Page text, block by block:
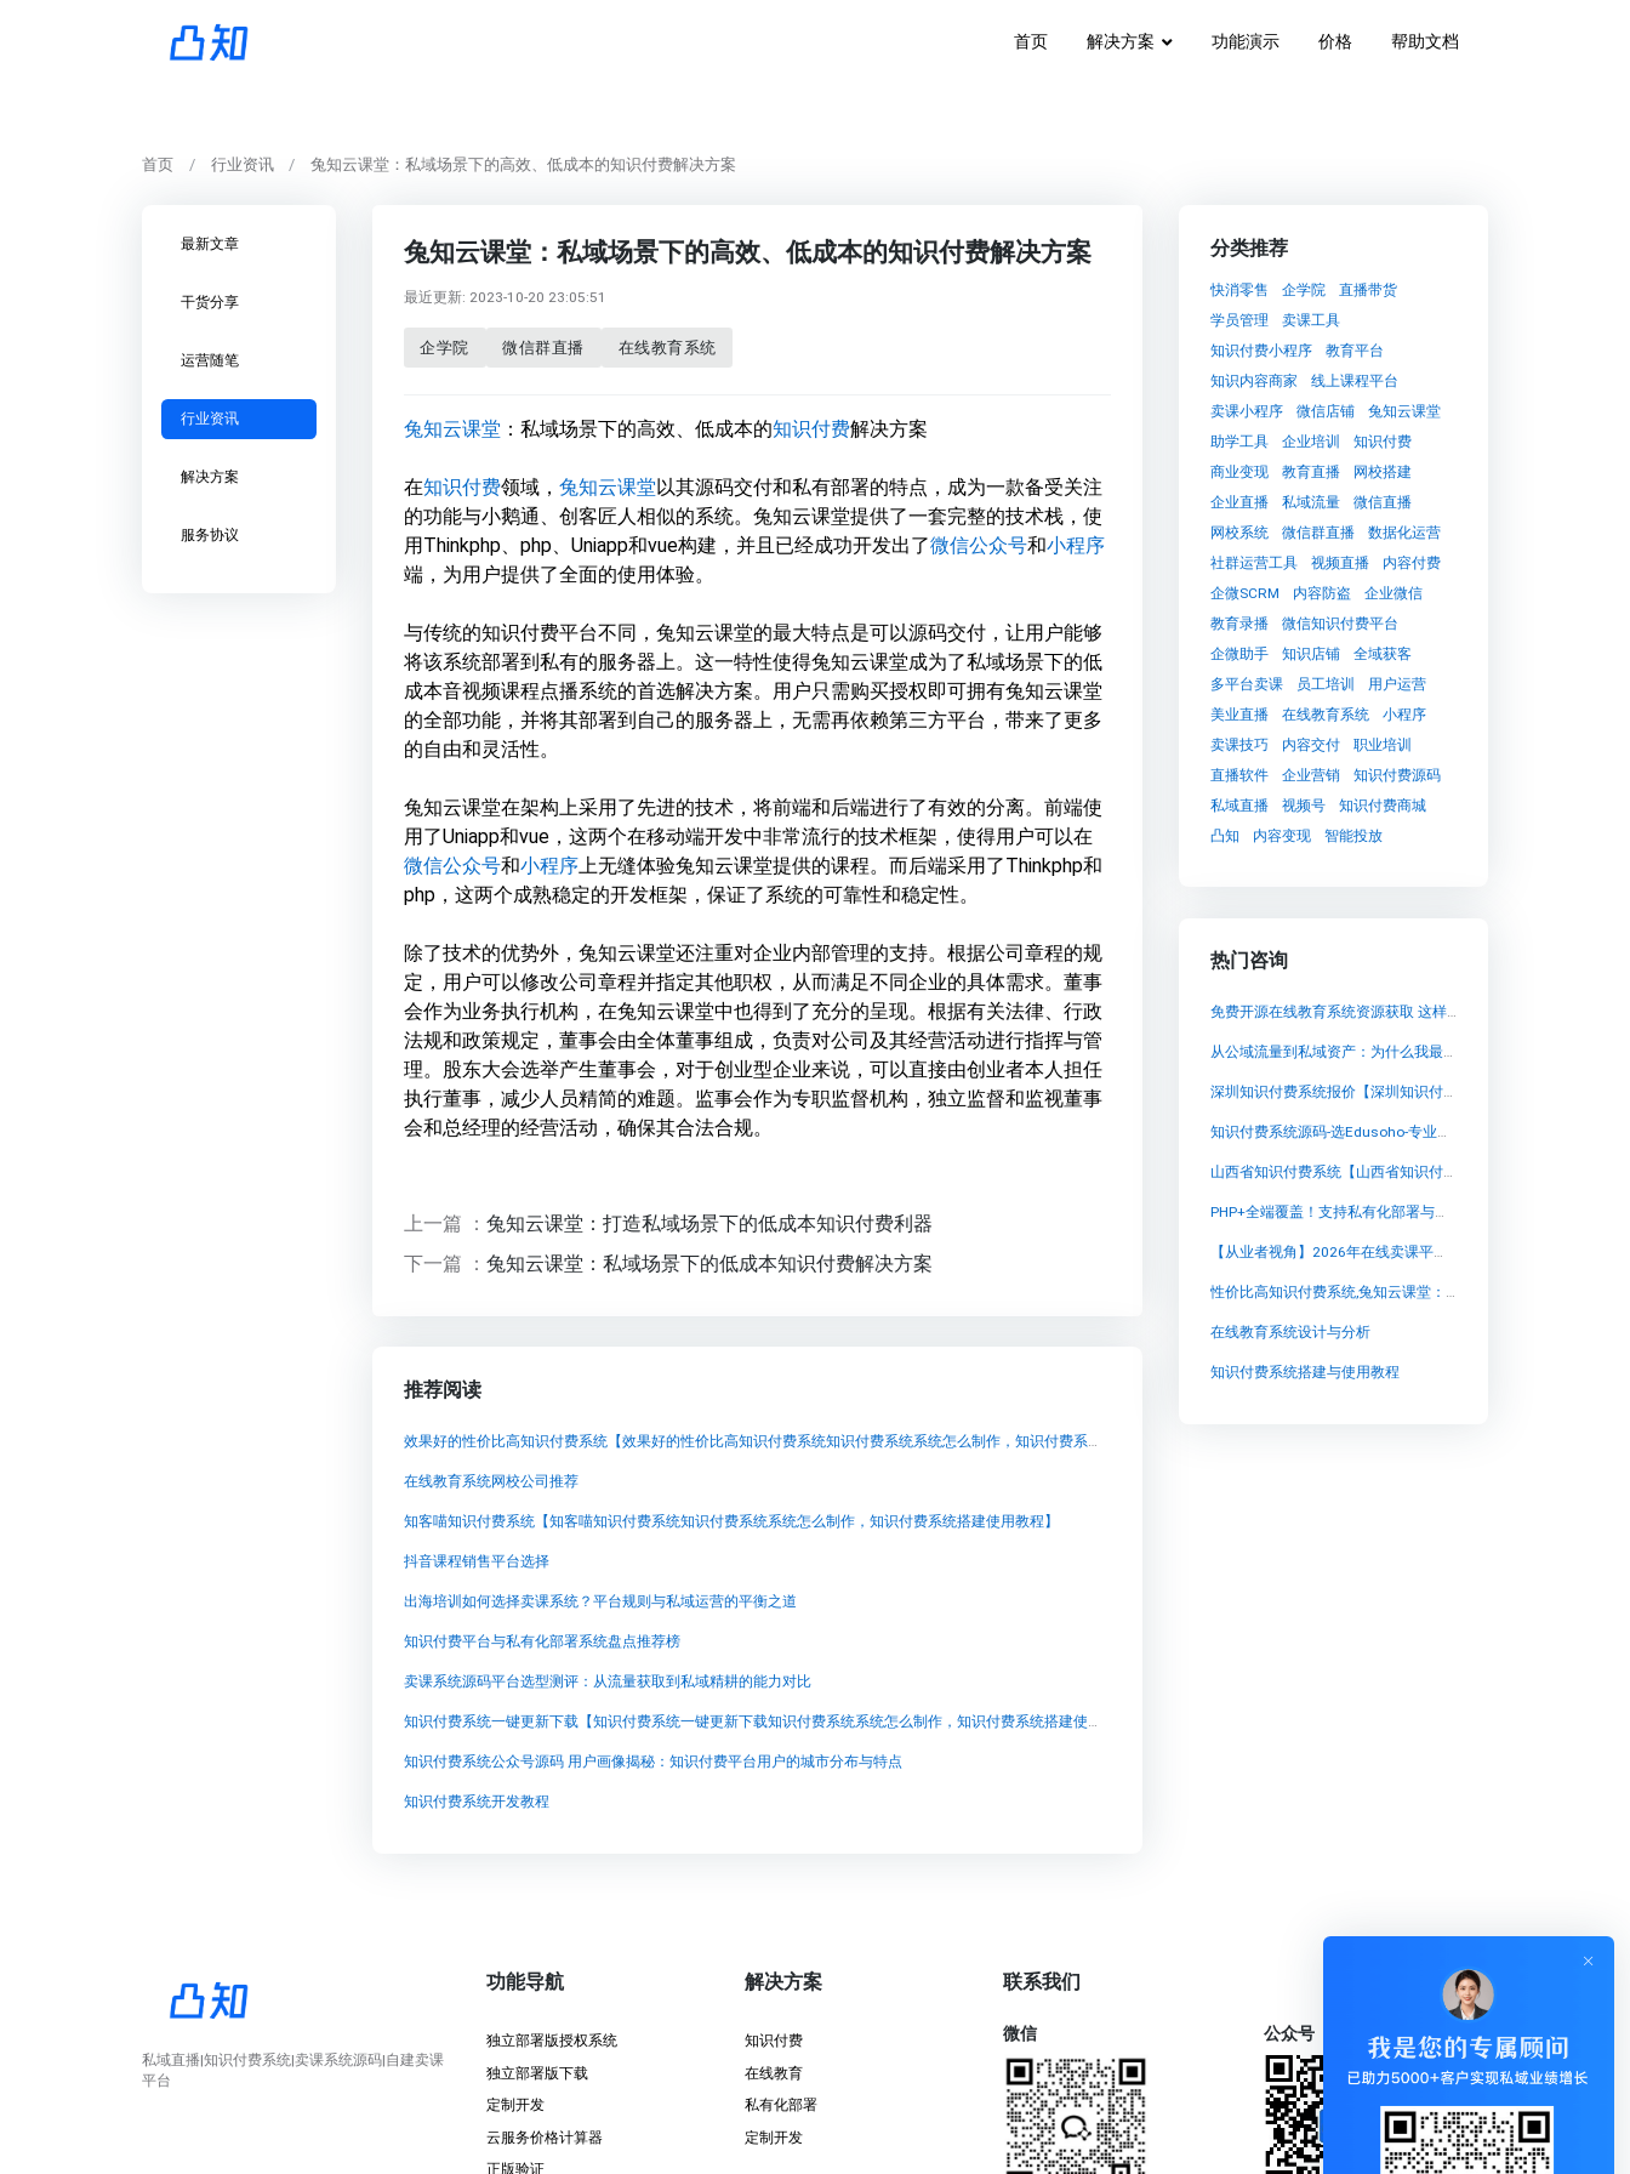
首页 解决方案 功能演示 价格 帮助文档
首页 行业资讯 兔知云课堂：私域场景下的高效、低成本的知识付费解决方案
最新文章
干货分享
运营随笔
行业资讯
解决方案
服务协议
兔知云课堂：私域场景下的高效、低成本的知识付费解决方案
最近更新: 2023-10-20 23:05:51
企学院 微信群直播 在线教育系统
兔知云课堂 ：私域场景下的高效、低成本的知识付费解决方案
在知识付费领域， 兔知云课堂以其源码交付和私有部署的特点，成为一款备受关注
的功能与小鹅通、创客匠人相似的系统。兔知云课堂提供了一套完整的技术栈，使
用Thinkphp、php、Uniapp和vue构建，并且已经成功开发出了微信公众号和小程序
端，为用户提供了全面的使用体验。
与传统的知识付费平台不同，兔知云课堂的最大特点是可以源码交付，让用户能够
将该系统部署到私有的服务器上。这一特性使得兔知云课堂成为了私域场景下的低
成本音视频课程点播系统的首选解决方案。用户只需购买授权即可拥有兔知云课堂
的全部功能，并将其部署到自己的服务器上，无需再依赖第三方平台，带来了更多
的自由和灵活性。
兔知云课堂在架构上采用了先进的技术，将前端和后端进行了有效的分离。前端使
用了Uniapp和vue，这两个在移动端开发中非常流行的技术框架，使得用户可以在
微信公众号和小程序上无缝体验兔知云课堂提供的课程。而后端采用了Thinkphp和
php，这两个成熟稳定的开发框架，保证了系统的可靠性和稳定性。
除了技术的优势外，兔知云课堂还注重对企业内部管理的支持。根据公司章程的规
定，用户可以修改公司章程并指定其他职权，从而满足不同企业的具体需求。董事
会作为业务执行机构，在兔知云课堂中也得到了充分的呈现。根据有关法律、行政
法规和政策规定，董事会由全体董事组成，负责对公司及其经营活动进行指挥与管
理。股东大会选举产生董事会，对于创业型企业来说，可以直接由创业者本人担任
执行董事，减少人员精简的难题。监事会作为专职监督机构，独立监督和监视董事
会和总经理的经营活动，确保其合法合规。
上一篇 ： 兔知云课堂：打造私域场景下的低成本知识付费利器
下一篇 ： 兔知云课堂：私域场景下的低成本知识付费解决方案
推荐阅读
效果好的性价比高知识付费系统【效果好的性价比高知识付费系统知识付费系统系统怎么制作，知识付费系统搭建使用教程】
在线教育系统网校公司推荐
知客喵知识付费系统【知客喵知识付费系统知识付费系统系统怎么制作，知识付费系统搭建使用教程】
抖音课程销售平台选择
出海培训如何选择卖课系统？平台规则与私域运营的平衡之道
知识付费平台与私有化部署系统盘点推荐榜
卖课系统源码平台选型测评：从流量获取到私域精耕的能力对比
知识付费系统一键更新下载【知识付费系统一键更新下载知识付费系统系统怎么制作，知识付费系统搭建使用教程】
知识付费系统公众号源码 用户画像揭秘：知识付费平台用户的城市分布与特点
知识付费系统开发教程
分类推荐
快消零售 企学院
直播带货
学员管理
卖课工具
知识付费小程序
教育平台
知识内容商家
线上课程平台
卖课小程序
微信店铺
兔知云课堂
助学工具
企业培训
知识付费
商业变现
教育直播
网校搭建
企业直播
私域流量
微信直播
网校系统
微信群直播
数据化运营
社群运营工具
视频直播
内容付费
企微SCRM
内容防盗
企业微信
教育录播
微信知识付费平台
企微助手
知识店铺
全域获客
多平台卖课
员工培训
用户运营
美业直播
在线教育系统
小程序
卖课技巧
内容交付
职业培训
直播软件
企业营销
知识付费源码
私域直播
视频号
知识付费商城
凸知
内容变现 智能投放
热门咨询
免费开源在线教育系统资源获取 这样修改后的标题简洁明了，符合SEO优化要求，并且没有包含具体的地名
从公域流量到私域资产：为什么我最终选择了自建卖课平台？
深圳知识付费系统报价【深圳知识付费系统报价知识付费系统系统怎么制作，知识付费系统搭建使用教程】
知识付费系统源码-选Edusoho-专业网上教学平台-稳定可靠,创新知识付费平台兔知云课堂：拓展优质内容输出能力
山西省知识付费系统【山西省知识付费系统知识付费系统系统怎么制作，知识付费系统搭建使用教程】
PHP+全端覆盖！支持私有化部署与二开的知识付费系统源码，打造自主卖课平台就选它
【从业者视角】2026年在线卖课平台怎么选？实测Top 5榜单与私域闭环解析
性价比高知识付费系统,兔知云课堂：探索知识的乐园
在线教育系统设计与分析
知识付费系统搭建与使用教程
私域直播|知识付费系统|卖课系统源码|自建卖课
平台
功能导航
独立部署版授权系统
独立部署版下载
定制开发
云服务价格计算器
正版验证
解决方案
知识付费
在线教育
私有化部署
定制开发
联系我们
微信 公众号